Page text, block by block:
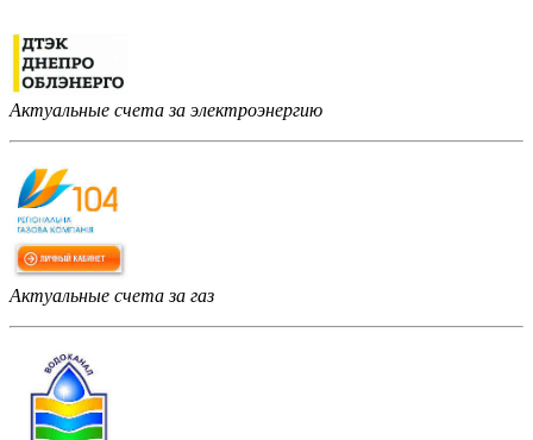
Актуальные счета за электроэнергию
Актуальные счета за газ